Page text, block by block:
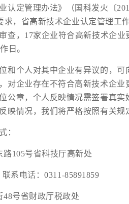
认定管理办法》（国科发火〔
求，省高新技术企业认定管理工
查，17家企业符合高新技术企
日。
个人对其中企业有异议的，可
对企业存在不符合高新技术企
公章，个人反映情况需签署真
映情况，我们将严格按照有关规
：
105号省科技厅高新处
电话：0311-85891859
号省财政厅税政处